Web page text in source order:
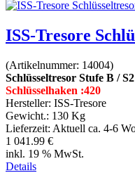
ISS-Tresore
(Artikelnummer: 14004)
Schlüsseltresor Stufe B / S2
Schlüsselhaken :420
Hersteller: ISS-Tresore
Gewicht.: 130 Kg
Lieferzeit: Aktuell ca. 4-6
1 041.99 €
inkl. 19 % MwSt.
Details